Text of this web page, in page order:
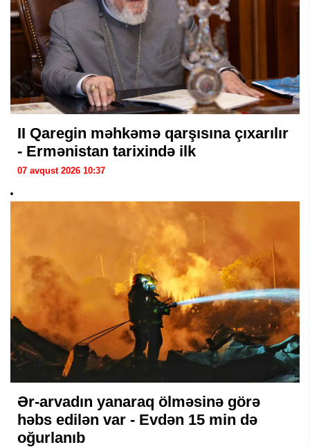
II Qaregin məhkəmə qarşısına çıxarılır
- Ermənistan tarixində ilk
07 avqust 2026 10:37
Ər-arvadın yanaraq ölməsinə görə
həbs edilən var - Evdən 15 min də
oğurlanıb